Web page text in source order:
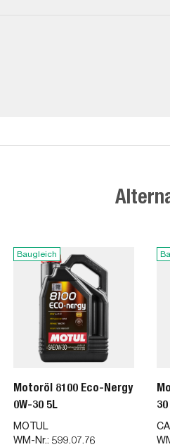
Baugleich
Motoröl 8100 Eco-Nergy
0W-30 5L
MOTUL
WM-Nr.: 599.07.76